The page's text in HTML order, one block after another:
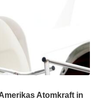
Atomkraft in